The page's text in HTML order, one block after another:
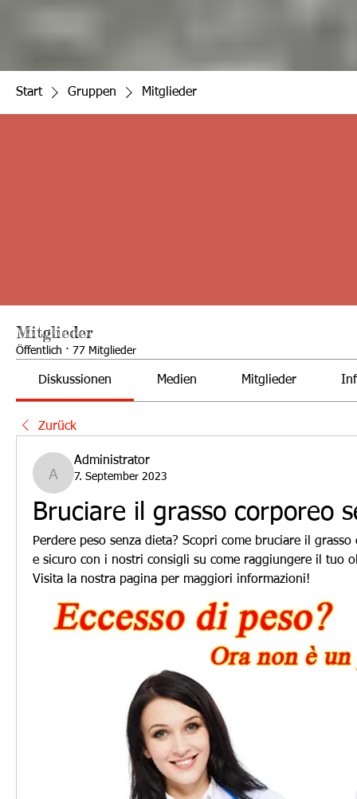
Start Gruppen Mitglieder
Mitglieder
Öffentlich · 77 Mitglieder
Diskussionen Medien Mitglieder
Zurück
Administrator
Administrator
7. September 2023
Bruciare il grasso corporeo
Perdere peso senza dieta? Scopri come bruciare il
e sicuro con i nostri consigli su come raggiungere il tuo
Visita la nostra pagina per maggiori informazioni!